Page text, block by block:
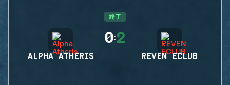
終了
ALPHA ATHERIS
0:2
REVEN ECLUB